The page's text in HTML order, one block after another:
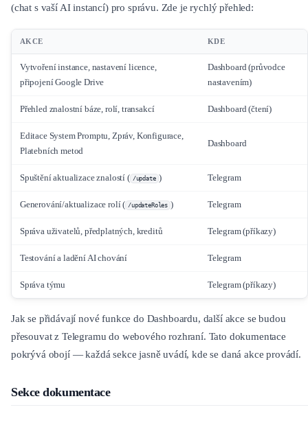
(chat s vaší AI instancí) pro správu. Zde je rychlý přehled:
AKCE KDE
Vytvoření instance, nastavení licence,
připojení Google Drive
Dashboard (průvodce
nastavením)
Přehled znalostní báze, rolí, transakcí Dashboard (čtení)
Editace System Promptu, Zpráv, Konfigurace,
Platebních metod
Dashboard
Spuštění aktualizace znalostí ( /update ) Telegram
Generování/aktualizace rolí ( /updateRoles ) Telegram
Správa uživatelů, předplatných, kreditů Telegram (příkazy)
Testování a ladění AI chování Telegram
Správa týmu Telegram (příkazy)
Jak se přidávají nové funkce do Dashboardu, další akce se budou
přesouvat z Telegramu do webového rozhraní. Tato dokumentace
pokrývá obojí — každá sekce jasně uvádí, kde se daná akce provádí.
Sekce dokumentace